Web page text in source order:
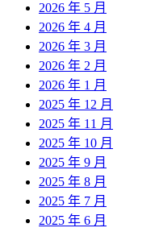
2026 年 5 月
2026 年 4 月
2026 年 3 月
2026 年 2 月
2026 年 1 月
2025 年 12 月
2025 年 11 月
2025 年 10 月
2025 年 9 月
2025 年 8 月
2025 年 7 月
2025 年 6 月